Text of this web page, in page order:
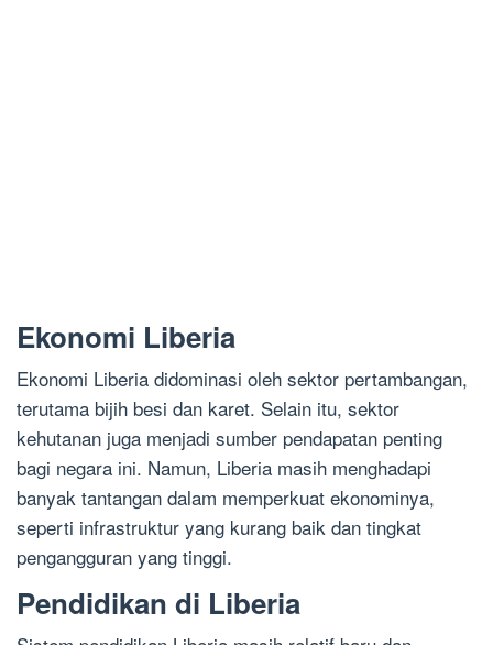
Ekonomi Liberia
Ekonomi Liberia didominasi oleh sektor pertambangan,
terutama bijih besi dan karet. Selain itu, sektor
kehutanan juga menjadi sumber pendapatan penting
bagi negara ini. Namun, Liberia masih menghadapi
banyak tantangan dalam memperkuat ekonominya,
seperti infrastruktur yang kurang baik dan tingkat
pengangguran yang tinggi.
Pendidikan di Liberia